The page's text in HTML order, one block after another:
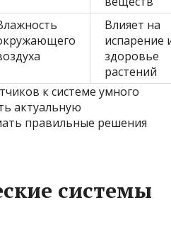
Влияет на
испарение
здоровье
растений
к системе умного
актуальную
правильные решения
системы